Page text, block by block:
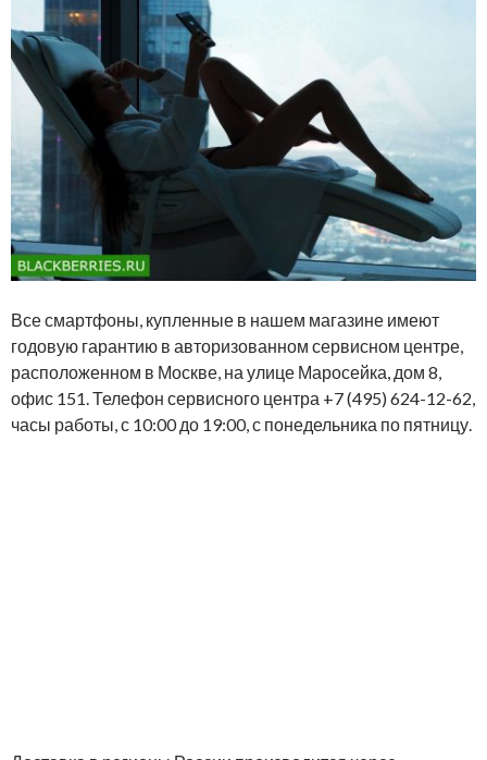
Все смартфоны, купленные в нашем магазине имеют
годовую гарантию в авторизованном сервисном центре,
расположенном в Москве, на улице Маросейка, дом 8,
офис 151. Телефон сервисного центра +7 (495) 624-12-62,
часы работы, с 10:00 до 19:00, с понедельника по пятницу.